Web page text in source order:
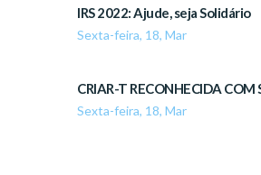
IRS 2022: Ajude, seja Solidário
Sexta-feira, 18, Mar
CRIAR-T RECONHECIDA COM
Sexta-feira, 18, Mar